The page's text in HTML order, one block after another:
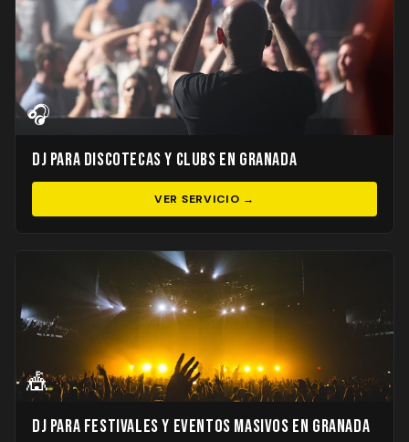
🎧
DJ para Discotecas y Clubs en Granada
VER SERVICIO →
🎪
DJ para Festivales y Eventos Masivos en Granada